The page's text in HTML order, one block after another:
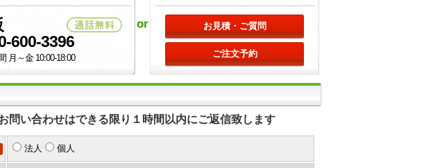
600-3396
月～金 10:00-18:00
or お見積・ご質問
ご注文予約
問い合わせはできる限り１時間以内にご返信致します
法人 個人